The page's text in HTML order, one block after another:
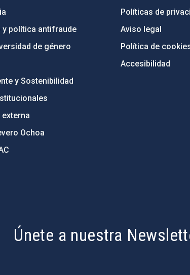
y política antifraude
de género
y Sostenibilidad
Ochoa
Políticas de
Aviso legal
Política de
Accesibilidad
Únete a nuestra